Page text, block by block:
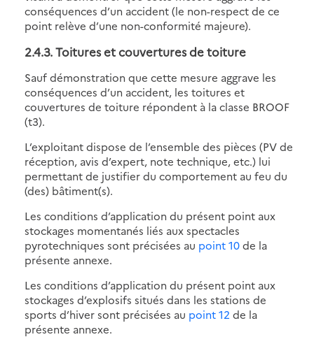
conséquences d’un accident (le non-respect de ce
point relève d’une non-conformité majeure).
2.4.3. Toitures et couvertures de toiture
Sauf démonstration que cette mesure aggrave les
conséquences d’un accident, les toitures et
couvertures de toiture répondent à la classe BROOF
(t3).
L’exploitant dispose de l’ensemble des pièces (PV de
réception, avis d’expert, note technique, etc.) lui
permettant de justifier du comportement au feu du
(des) bâtiment(s).
Les conditions d’application du présent point aux
stockages momentanés liés aux spectacles
pyrotechniques sont précisées au point 10de la
présente annexe.
Les conditions d’application du présent point aux
stockages d’explosifs situés dans les stations de
sports d’hiver sont précisées au point 12 de la
présente annexe.